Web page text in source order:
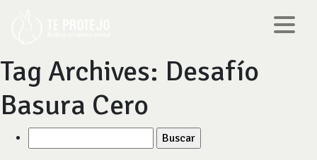
Tag Archives: Desafío
Basura Cero
por: